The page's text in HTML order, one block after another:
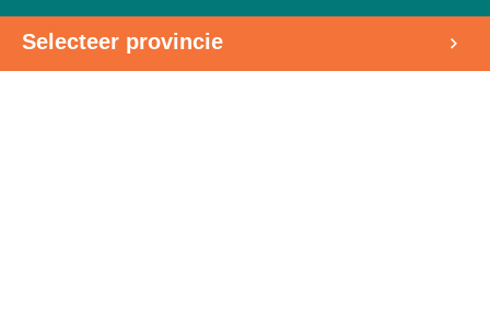
Selecteer provincie